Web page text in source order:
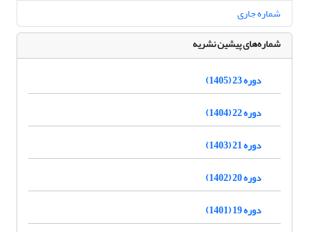
شماره جاری
شماره‌های پیشین نشریه
دوره 23 (1405)
دوره 22 (1404)
دوره 21 (1403)
دوره 20 (1402)
دوره 19 (1401)